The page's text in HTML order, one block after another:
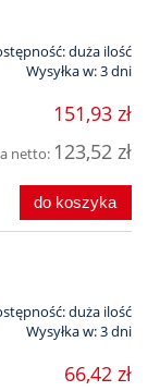
duża ilość
Wysyłka w:3 dni
151,93 zł
netto: 123,52 zł
do koszyka
duża ilość
Wysyłka w:3 dni
66,42 zł